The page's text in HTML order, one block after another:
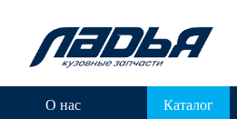
О нас Каталог